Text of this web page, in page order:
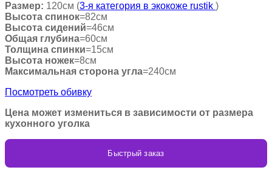
Размер: 120см (3-я категория в экокоже rustik )
Высота спинок=82см
Высота сидений=46см
Общая глубина=60см
Толщина спинки=15см
Высота ножек=8см
Максимальная сторона угла=240см
Посмотреть обивку
Цена может измениться в зависимости от размера
кухонного уголка
Быстрый заказ